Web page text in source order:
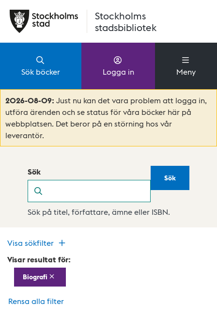
Stockholms
stadsbibliotek
Sök böcker Logga in Meny
2026-08-09: Just nu kan det vara problem att logga in,
utföra ärenden och se status för våra böcker här på
webbplatsen. Det beror på en störning hos vår
leverantör.
Sök
Sök
Sök på titel, författare, ämne eller ISBN.
Visa sökfilter
Visar resultat för:
Biografi
Rensa alla filter